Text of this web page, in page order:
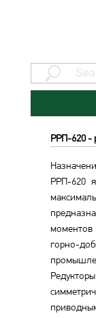
РРП-620 -
РРП-620
горно-